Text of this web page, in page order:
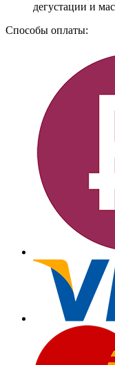
дегустации и
Способы оплаты: